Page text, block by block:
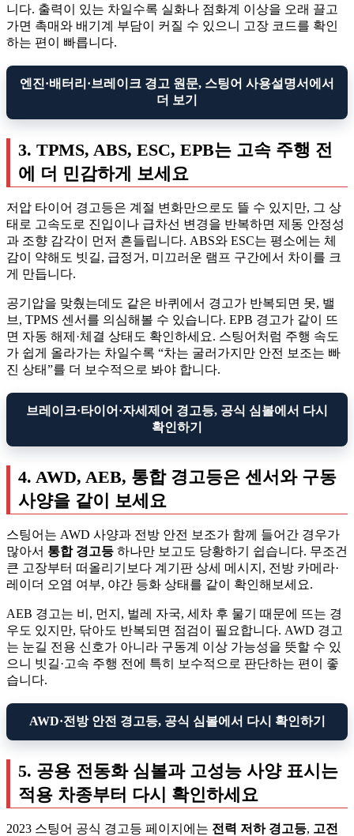
니다. 출력이 있는 차일수록 실화나 점화계 이상을 오래 끌고
가면 촉매와 배기계 부담이 커질 수 있으니 고장 코드를 확인
하는 편이 빠릅니다.
엔진·배터리·브레이크 경고 원문, 스팅어 사용설명서에서
더 보기
3. TPMS, ABS, ESC, EPB는 고속 주행 전
에 더 민감하게 보세요
저압 타이어 경고등은 계절 변화만으로도 뜰 수 있지만, 그 상
태로 고속도로 진입이나 급차선 변경을 반복하면 제동 안정성
과 조향 감각이 먼저 흔들립니다. ABS와 ESC는 평소에는 체
감이 약해도 빗길, 급정거, 미끄러운 램프 구간에서 차이를 크
게 만듭니다.
공기압을 맞췄는데도 같은 바퀴에서 경고가 반복되면 못, 밸
브, TPMS 센서를 의심해볼 수 있습니다. EPB 경고가 같이 뜨
면 자동 해제·체결 상태도 확인하세요. 스팅어처럼 주행 속도
가 쉽게 올라가는 차일수록 “차는 굴러가지만 안전 보조는 빠
진 상태”를 더 보수적으로 봐야 합니다.
브레이크·타이어·자세제어 경고등, 공식 심볼에서 다시
확인하기
4. AWD, AEB, 통합 경고등은 센서와 구동
사양을 같이 보세요
스팅어는 AWD 사양과 전방 안전 보조가 함께 들어간 경우가
많아서 통합 경고등 하나만 보고도 당황하기 쉽습니다. 무조건
큰 고장부터 떠올리기보다 계기판 상세 메시지, 전방 카메라·
레이더 오염 여부, 야간 등화 상태를 같이 확인해보세요.
AEB 경고는 비, 먼지, 벌레 자국, 세차 후 물기 때문에 뜨는 경
우도 있지만, 닦아도 반복되면 점검이 필요합니다. AWD 경고
는 눈길 전용 신호가 아니라 구동계 이상 가능성을 뜻할 수 있
으니 빗길·고속 주행 전에 특히 보수적으로 판단하는 편이 좋
습니다.
AWD·전방 안전 경고등, 공식 심볼에서 다시 확인하기
5. 공용 전동화 심볼과 고성능 사양 표시는
적용 차종부터 다시 확인하세요
2023 스팅어 공식 경고등 페이지에는 전력 저하 경고등, 고전